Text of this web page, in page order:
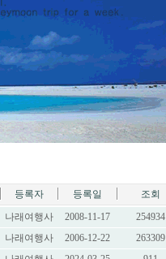
등록자 등록일
조회
나래여행사 2008-11-17
254934
나래여행사 2006-12-22
263309